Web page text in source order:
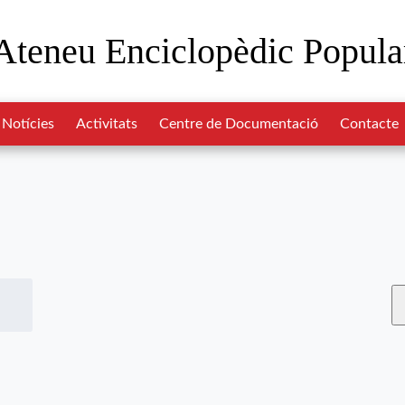
Enciclopèdic
Notícies Activitats Centre de Documentació Contacte